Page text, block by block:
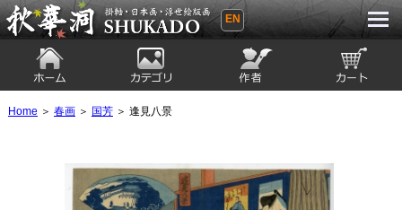
秋華洞 SHUKADO 掛軸・日本画・浮世
EN
Home ＞ 春画＞ 国芳＞ 逢見八景